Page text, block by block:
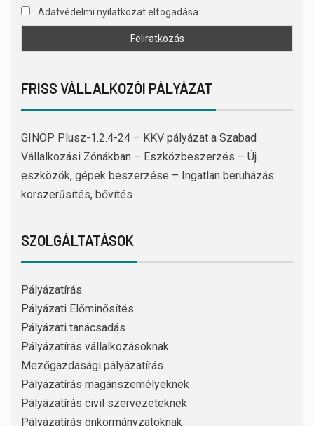
Adatvédelmi nyilatkozat elfogadása
FRISS VÁLLALKOZÓI PÁLYÁZAT
GINOP Plusz-1.2.4-24 – KKV pályázat a Szabad
Vállalkozási Zónákban – Eszközbeszerzés – Új
eszközök, gépek beszerzése – Ingatlan beruházás:
korszerűsítés, bővítés
SZOLGÁLTATÁSOK
Pályázatírás
Pályázati Előminősítés
Pályázati tanácsadás
Pályázatírás vállalkozásoknak
Mezőgazdasági pályázatírás
Pályázatírás magánszemélyeknek
Pályázatírás civil szervezeteknek
Pályázatírás önkormányzatoknak